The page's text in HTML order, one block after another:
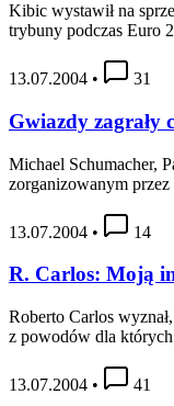
Kibic wystawił na
trybuny podczas Euro
13.07.2004 • 31
Gwiazdy zagrały
Michael Schumacher,
zorganizowanym
13.07.2004 • 14
R. Carlos: Moją
Roberto Carlos
z powodów dla których
13.07.2004 • 41